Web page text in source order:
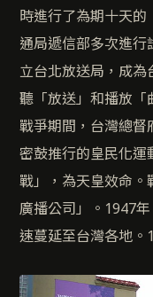
時進行了為期十天
通局遞信部多次進
立台北放送局，成
聽「放送」和播放「
戰爭期間，台灣總督
密鼓推行的皇民化運
戰」，為天皇效命。
廣播公司」。1947
速蔓延至台灣各地。